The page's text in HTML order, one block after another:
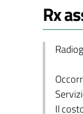
Rx
Il